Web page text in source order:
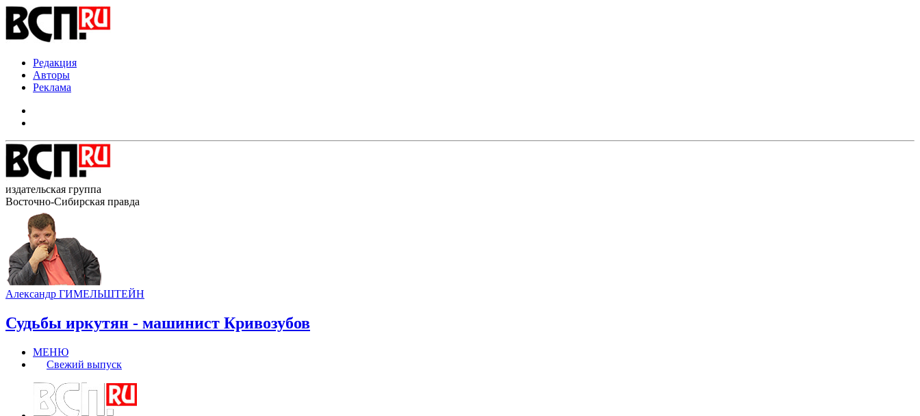
Редакция
Авторы
Реклама
издательская группа
Восточно-Сибирская правда
Александр ГИМЕЛЬШТЕЙН
Судьбы иркутян - машинист Кривозубов
МЕНЮ
Свежий выпуск